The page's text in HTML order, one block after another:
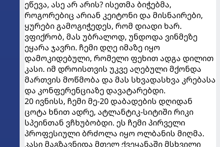
ეწევა, ასე არ არის? ისეთმა ბიჭებმა,
როგორებიც არიან კეიტონი და მისნაირები,
ყურები გამოგიჭედეს, რომ დიადი ხარ.
ვფიქრობ, მას უბრალოდ, უნდოდა ვინმეზე
ეყარა ჯავრი. ჩემი დღე იმაზე იყო
დამოკიდებული, რომელი ფეხით ადგა დილით
კასი. იმ დროისთვის უკვე აღებული მქონდა
მართვის მოწმობა და მას სხვადასხვა კრებასა
და კონფერენციაზე დავატარებდი.
20 ივნისს, ჩემი მე-20 დაბადების დღიდან
ცოტა ხნით ადრე, ატლანტიკ-სიტიში რიკი
სპეინთან ვჩხუბობდი. ეს ჩემი პირველი
პროფესიული ბრძოლა იყო ოლბანის მიღმა.
კასი მაგზავნიდა მთელ ქვეყანაში მსხვილი